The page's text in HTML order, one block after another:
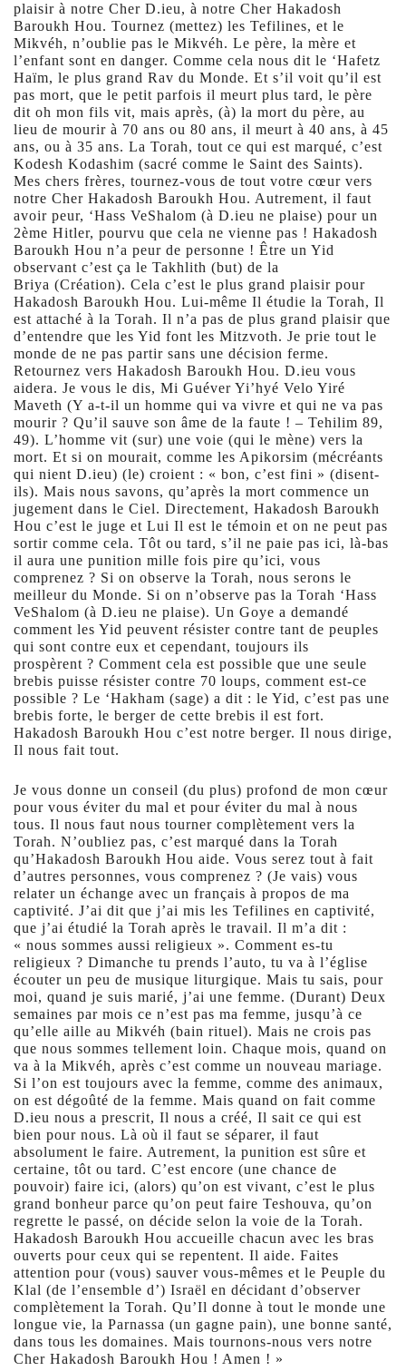
plaisir à notre Cher D.ieu, à notre Cher Hakadosh
Baroukh Hou. Tournez (mettez) les Tefilines, et le
Mikvéh, n’oublie pas le Mikvéh. Le père, la mère et
l’enfant sont en danger. Comme cela nous dit le ‘Hafetz
Haïm, le plus grand Rav du Monde. Et s’il voit qu’il est
pas mort, que le petit parfois il meurt plus tard, le père
dit oh mon fils vit, mais après, (à) la mort du père, au
lieu de mourir à 70 ans ou 80 ans, il meurt à 40 ans, à 45
ans, ou à 35 ans. La Torah, tout ce qui est marqué, c’est
Kodesh Kodashim (sacré comme le Saint des Saints).
Mes chers frères, tournez-vous de tout votre cœur vers
notre Cher Hakadosh Baroukh Hou. Autrement, il faut
avoir peur, ‘Hass VeShalom (à D.ieu ne plaise) pour un
2ème Hitler, pourvu que cela ne vienne pas ! Hakadosh
Baroukh Hou n’a peur de personne ! Être un Yid
observant c’est ça le Takhlith (but) de la
Briya (Création). Cela c’est le plus grand plaisir pour
Hakadosh Baroukh Hou. Lui-même Il étudie la Torah, Il
est attaché à la Torah. Il n’a pas de plus grand plaisir que
d’entendre que les Yid font les Mitzvoth. Je prie tout le
monde de ne pas partir sans une décision ferme.
Retournez vers Hakadosh Baroukh Hou. D.ieu vous
aidera. Je vous le dis, Mi Guéver Yi’hyé Velo Yiré
Maveth (Y a-t-il un homme qui va vivre et qui ne va pas
mourir ? Qu’il sauve son âme de la faute ! – Tehilim 89,
49). L’homme vit (sur) une voie (qui le mène) vers la
mort. Et si on mourait, comme les Apikorsim (mécréants
qui nient D.ieu) (le) croient : « bon, c’est fini » (disent-
ils). Mais nous savons, qu’après la mort commence un
jugement dans le Ciel. Directement, Hakadosh Baroukh
Hou c’est le juge et Lui Il est le témoin et on ne peut pas
sortir comme cela. Tôt ou tard, s’il ne paie pas ici, là-bas
il aura une punition mille fois pire qu’ici, vous
comprenez ? Si on observe la Torah, nous serons le
meilleur du Monde. Si on n’observe pas la Torah ‘Hass
VeShalom (à D.ieu ne plaise). Un Goye a demandé
comment les Yid peuvent résister contre tant de peuples
qui sont contre eux et cependant, toujours ils
prospèrent ? Comment cela est possible que une seule
brebis puisse résister contre 70 loups, comment est-ce
possible ? Le ‘Hakham (sage) a dit : le Yid, c’est pas une
brebis forte, le berger de cette brebis il est fort.
Hakadosh Baroukh Hou c’est notre berger. Il nous dirige,
Il nous fait tout.
Je vous donne un conseil (du plus) profond de mon cœur
pour vous éviter du mal et pour éviter du mal à nous
tous. Il nous faut nous tourner complètement vers la
Torah. N’oubliez pas, c’est marqué dans la Torah
qu’Hakadosh Baroukh Hou aide. Vous serez tout à fait
d’autres personnes, vous comprenez ? (Je vais) vous
relater un échange avec un français à propos de ma
captivité. J’ai dit que j’ai mis les Tefilines en captivité,
que j’ai étudié la Torah après le travail. Il m’a dit :
« nous sommes aussi religieux ». Comment es-tu
religieux ? Dimanche tu prends l’auto, tu va à l’église
écouter un peu de musique liturgique. Mais tu sais, pour
moi, quand je suis marié, j’ai une femme. (Durant) Deux
semaines par mois ce n’est pas ma femme, jusqu’à ce
qu’elle aille au Mikvéh (bain rituel). Mais ne crois pas
que nous sommes tellement loin. Chaque mois, quand on
va à la Mikvéh, après c’est comme un nouveau mariage.
Si l’on est toujours avec la femme, comme des animaux,
on est dégoûté de la femme. Mais quand on fait comme
D.ieu nous a prescrit, Il nous a créé, Il sait ce qui est
bien pour nous. Là où il faut se séparer, il faut
absolument le faire. Autrement, la punition est sûre et
certaine, tôt ou tard. C’est encore (une chance de
pouvoir) faire ici, (alors) qu’on est vivant, c’est le plus
grand bonheur parce qu’on peut faire Teshouva, qu’on
regrette le passé, on décide selon la voie de la Torah.
Hakadosh Baroukh Hou accueille chacun avec les bras
ouverts pour ceux qui se repentent. Il aide. Faites
attention pour (vous) sauver vous-mêmes et le Peuple du
Klal (de l’ensemble d’) Israël en décidant d’observer
complètement la Torah. Qu’Il donne à tout le monde une
longue vie, la Parnassa (un gagne pain), une bonne santé,
dans tous les domaines. Mais tournons-nous vers notre
Cher Hakadosh Baroukh Hou ! Amen ! »